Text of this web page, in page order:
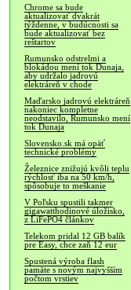
Chrome sa bude
aktualizovať dvakrát
týždenne, v budúcnosti sa
bude aktualizovať bez
reštartov
Rumunsko odstrelmi a
blokádou mení tok Dunaja,
aby udržalo jadrovú
elektráreň v chode
Maďarsko jadrovú elektráreň
nakoniec kompletne
neodstavilo, Rumunsko mení
tok Dunaja
Slovensko.sk má opäť
technické problémy
Železnice znižujú kvôli teplu
rýchlosť iba na 50 km/h,
spôsobuje to meškanie
V Poľsku spustili takmer
gigawatthodinové úložisko,
z LiFePO4 článkov
Telekom pridal 12 GB balík
pre Easy, chce zaň 12 eur
Spustená výroba flash
pamäte s novým najvyšším
počtom vrstiev